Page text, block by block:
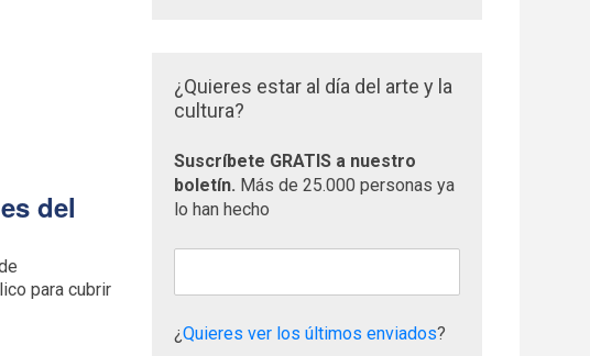
del
para cubrir
¿Quieres estar al día del arte y la
cultura?
Suscríbete GRATIS a nuestro
boletín. Más de 25.000 personas ya
lo han hecho
¿Quieres ver los últimos enviados?